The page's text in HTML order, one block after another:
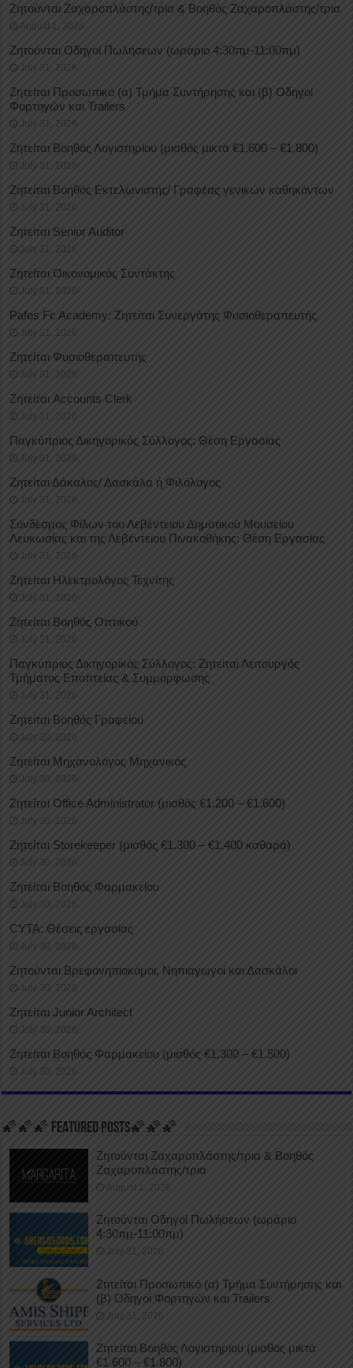
Ζητούνται Ζαχαροπλάστης/τρια & Βοηθός Ζαχαροπλάστης/τρια
August 1, 2026
Ζητούνται Οδηγοί Πωλήσεων (ωράριο 4:30πμ-11:00πμ)
July 31, 2026
Ζητείται Προσωπικό (α) Τμήμα Συντήρησης και (β) Οδηγοί
Φορτηγών και Trailers
July 31, 2026
Ζητείται Βοηθός Λογιστηρίου (μισθός μικτά €1.600 – €1.800)
July 31, 2026
Ζητείται Βοηθός Εκτελωνιστής/ Γραφέας γενικών καθηκόντων
July 31, 2026
Ζητείται Senior Auditor
July 31, 2026
Ζητείται Οικονομικός Συντάκτης
July 31, 2026
Pafos Fc Academy: Ζητείται Συνεργάτης Φυσιοθεραπευτής
July 31, 2026
Ζητείται Φυσιοθεραπευτής
July 31, 2026
Ζητείται Accounts Clerk
July 31, 2026
Παγκύπριος Δικηγορικός Σύλλογος: Θέση Εργασίας
July 31, 2026
Ζητείται Δάκαλος/ Δασκάλα ή Φιλόλογος
July 31, 2026
Σύνδεσμος Φίλων του Λεβέντειου Δημοτικού Μουσείου
Λευκωσίας και της Λεβέντειου Πινακοθήκης: Θέση Εργασίας
July 31, 2026
Ζητείται Ηλεκτρολόγος Τεχνίτης
July 31, 2026
Ζητείται Βοηθός Οπτικού
July 31, 2026
Παγκύπριος Δικηγορικός Σύλλογος: Ζητείται Λειτουργός
Τμήματος Εποπτείας & Συμμόρφωσης
July 31, 2026
Ζητείται Βοηθός Γραφείου
July 30, 2026
Ζητείται Μηχανολόγος Μηχανικός
July 30, 2026
Ζητείται Office Administrator (μισθός €1.200 – €1.600)
July 30, 2026
Ζητείται Storekeeper (μισθός €1.300 – €1.400 καθαρά)
July 30, 2026
Ζητείται Βοηθός Φαρμακείου
July 30, 2026
CYTA: Θέσεις εργασίας
July 30, 2026
Ζητούνται Βρεφονηπιοκόμοι, Νηπιαγωγοί και Δασκάλοι
July 30, 2026
Ζητείται Junior Architect
July 30, 2026
Ζητείται Βοηθός Φαρμακείου (μισθός €1.300 – €1.500)
July 30, 2026
🌠🌠🌠 FEATURED POSTS🌠🌠🌠
Ζητούνται Ζαχαροπλάστης/τρια & Βοηθός
Ζαχαροπλάστης/τρια
August 1, 2026
Ζητούνται Οδηγοί Πωλήσεων (ωράριο
4:30πμ-11:00πμ)
July 31, 2026
Ζητείται Προσωπικό (α) Τμήμα Συντήρησης και
(β) Οδηγοί Φορτηγών και Trailers
July 31, 2026
Ζητείται Βοηθός Λογιστηρίου (μισθός μικτά
€1.600 – €1.800)